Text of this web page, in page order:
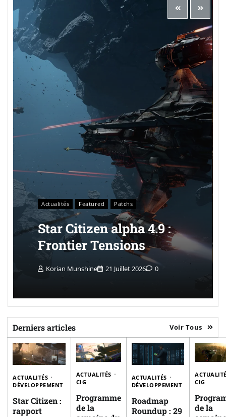
Actualités Featured Patchs
Star Citizen alpha 4.9 :
Frontier Tensions
Korian Munshine 21 Juillet 2026 0
Derniers articles Voir Tous
ACTUALITÉS
DÉVELOPPEMENT
Star Citizen :
rapport
ACTUALITÉS
CIG
Programme
de la
ACTUALITÉS
DÉVELOPPEMENT
Roadmap
Roundup : 29
CIG
de la